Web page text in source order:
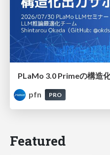
PLaMo 3.0 Primeの構造
pfn
PRO
Featured